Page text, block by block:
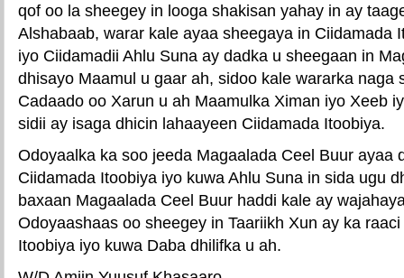
qof oo la sheegey in looga shakisan yahay in ay
Alshabaab, warar kale ayaa sheegaya in Ciidamada
iyo Ciidamadii Ahlu Suna ay dadka u sheegaan in
dhisayo Maamul u gaar ah, sidoo kale wararka naga
Cadaado oo Xarun u ah Maamulka Ximan iyo Xeeb
sidii ay isaga dhicin lahaayeen Ciidamada Itoobiya.
Odoyaalka ka soo jeeda Magaalada Ceel Buur ayaa
Ciidamada Itoobiya iyo kuwa Ahlu Suna in sida ugu
baxaan Magaalada Ceel Buur haddi kale ay
Odoyaashaas oo sheegey in Taariikh Xun ay ka
Itoobiya iyo kuwa Daba dhilifka u ah.